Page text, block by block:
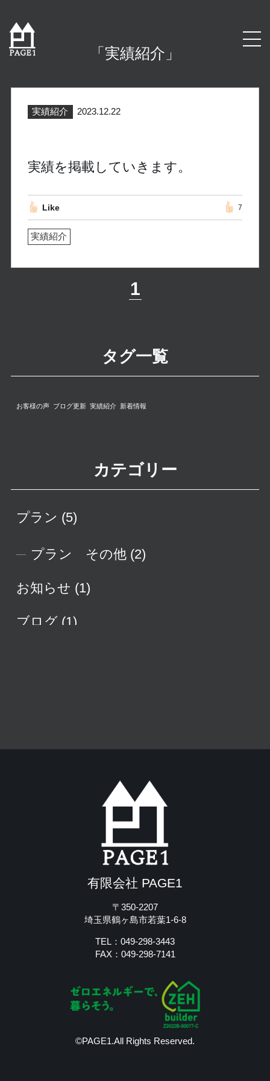
「実績紹介」
実績紹介 2023.12.22
実績を掲載していきます。
Like 7
実績紹介
1
タグ一覧
お客様の声 ブログ更新 実績紹介 新着情報
カテゴリー
プラン (5)
プラン その他 (2)
お知らせ (1)
ブログ(1)
有限会社 PAGE1
〒350-2207
埼玉県鶴ヶ島市若葉1-6-8
TEL：049-298-3443
FAX：049-298-7141
©PAGE1.All Rights Reserved.